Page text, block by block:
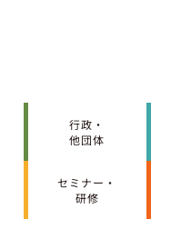
行政・
他団体
セミナー・
研修